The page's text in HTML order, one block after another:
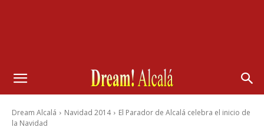
Dream Alcalá Navidad 2014
El Parador de Alcalá celebra el inicio de
la Navidad